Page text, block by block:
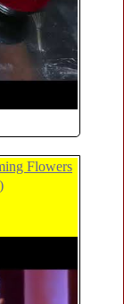
Flowers